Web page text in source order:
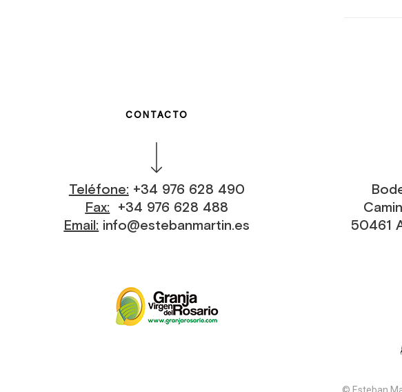
CONTACTO
Teléfone: +34 976 628 490
Fax: +34 976 628 488
Email: info@estebanmartin.es
50461